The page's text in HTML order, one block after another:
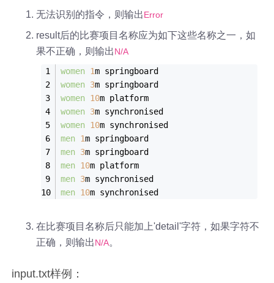
无法识别的指令，则输出Error
result后的比赛项目名称应为如下这些名称之一，如
果不正确，则输出N/A
women 1m springboard
women 3m springboard
women 10m platform
women 3m synchronised
women 10m synchronised
men 1m springboard
men 3m springboard
men 10m platform
men 3m synchronised
men 10m synchronised
在比赛项目名称后只能加上'detail'字符，如果字符不
正确，则输出N/A。
input.txt样例：